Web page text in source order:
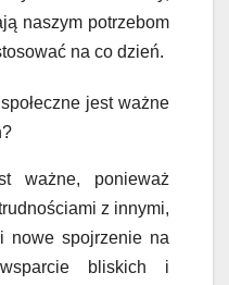
naszym potrzebom
na co dzień.
jest ważne
ważne, ponieważ
z innymi,
nowe spojrzenie na
bliskich i